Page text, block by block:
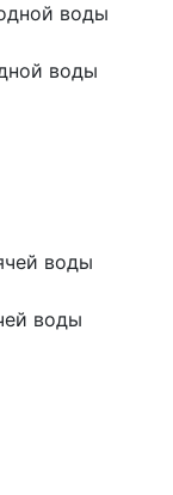
воды
воды
воды
воды